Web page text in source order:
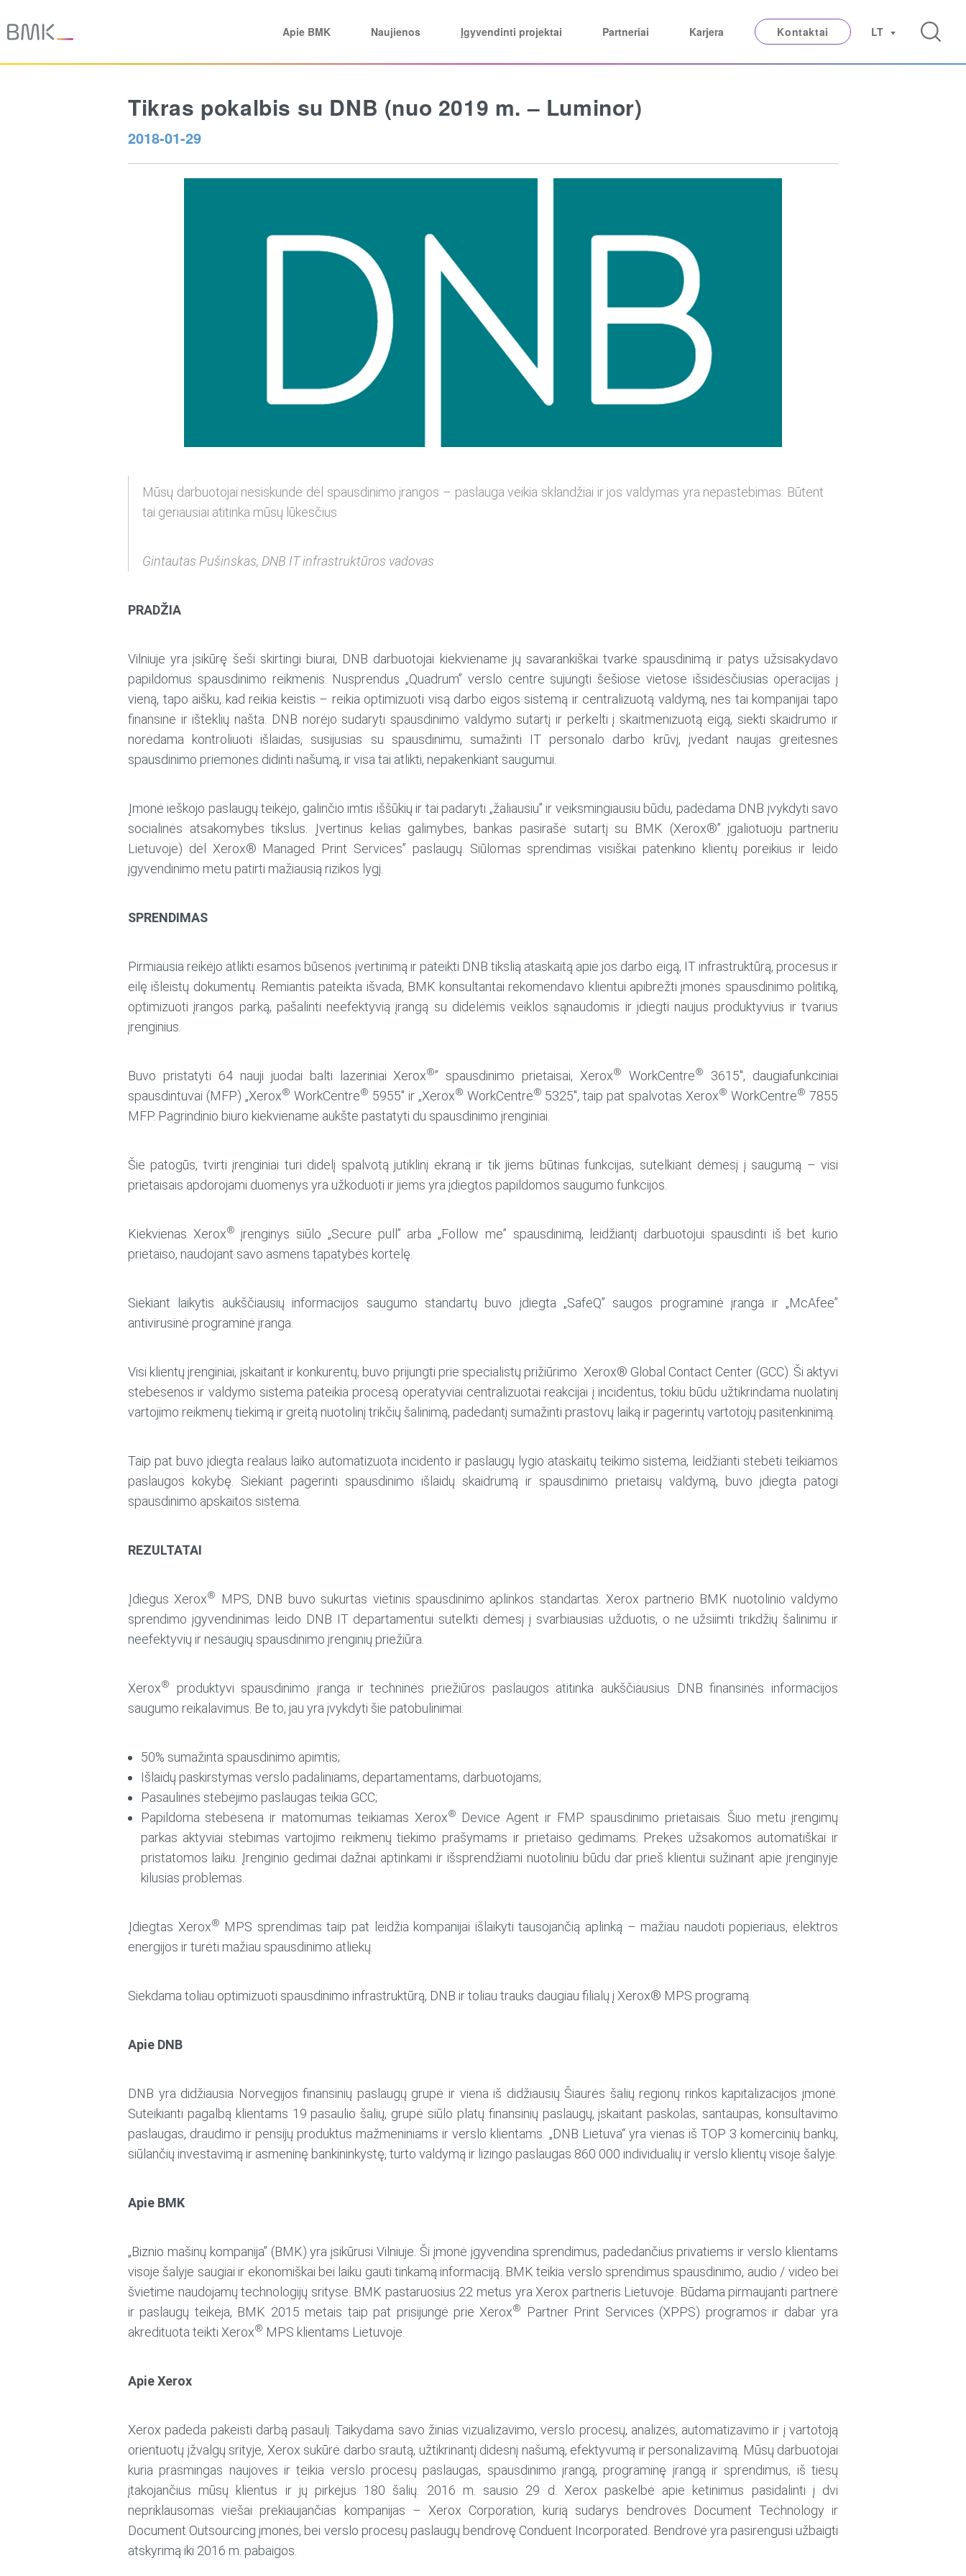
Apie BMK Naujienos Įgyvendinti projektai Partneriai Karjera Kontaktai LT
Tikras pokalbis su DNB (nuo 2019 m. – Luminor)
2018-01-29
Mūsų darbuotojai nesiskundė dėl spausdinimo įrangos – paslauga veikia sklandžiai ir jos valdymas yra nepastebimas. Būtent
tai geriausiai atitinka mūsų lūkesčius
Gintautas Pušinskas, DNB IT infrastruktūros vadovas
PRADŽIA
Vilniuje yra įsikūrę šeši skirtingi biurai, DNB darbuotojai kiekviename jų savarankiškai tvarkė spausdinimą ir patys užsisakydavo
papildomus spausdinimo reikmenis. Nusprendus „Quadrum” verslo centre sujungti šešiose vietose išsidėsčiusias operacijas į
vieną, tapo aišku, kad reikia keistis – reikia optimizuoti visą darbo eigos sistemą ir centralizuotą valdymą, nes tai kompanijai tapo
finansine ir išteklių našta. DNB norėjo sudaryti spausdinimo valdymo sutartį ir perkelti į skaitmenizuotą eigą, siekti skaidrumo ir
norėdama kontroliuoti išlaidas, susijusias su spausdinimu, sumažinti IT personalo darbo krūvį, įvedant naujas greitesnes
spausdinimo priemones didinti našumą, ir visa tai atlikti, nepakenkiant saugumui.
Įmonė ieškojo paslaugų teikėjo, galinčio imtis iššūkių ir tai padaryti „žaliausiu” ir veiksmingiausiu būdu, padėdama DNB įvykdyti savo
socialinės atsakomybės tikslus. Įvertinus kelias galimybes, bankas pasirašė sutartį su BMK (Xerox®” įgaliotuoju partneriu
Lietuvoje) dėl Xerox® Managed Print Services” paslaugų. Siūlomas sprendimas visiškai patenkino klientų poreikius ir leido
įgyvendinimo metu patirti mažiausią rizikos lygį.
SPRENDIMAS
Pirmiausia reikėjo atlikti esamos būsenos įvertinimą ir pateikti DNB tikslią ataskaitą apie jos darbo eigą, IT infrastruktūrą, procesus ir
eilę išleistų dokumentų. Remiantis pateikta išvada, BMK konsultantai rekomendavo klientui apibrėžti įmonės spausdinimo politiką,
optimizuoti įrangos parką, pašalinti neefektyvią įrangą su didelėmis veiklos sąnaudomis ir įdiegti naujus produktyvius ir tvarius
įrenginius.
Buvo pristatyti 64 nauji juodai balti lazeriniai Xerox®” spausdinimo prietaisai, Xerox® WorkCentre®
3615″, daugiafunkciniai
spausdintuvai (MFP) „Xerox® WorkCentre® 5955″ ir „Xerox® WorkCentre® 5325″, taip pat spalvotas Xerox® WorkCentre® 7855
MFP. Pagrindinio biuro kiekviename aukšte pastatyti du spausdinimo įrenginiai.
Šie patogūs, tvirti įrenginiai turi didelį spalvotą jutiklinį ekraną ir tik jiems būtinas funkcijas, sutelkiant dėmesį į saugumą – visi
prietaisais apdorojami duomenys yra užkoduoti ir jiems yra įdiegtos papildomos saugumo funkcijos.
Kiekvienas Xerox®
įrenginys siūlo „Secure pull” arba „Follow me” spausdinimą, leidžiantį darbuotojui spausdinti iš bet kurio
prietaiso, naudojant savo asmens tapatybės kortelę.
Siekiant laikytis aukščiausių informacijos saugumo standartų buvo įdiegta „SafeQ” saugos programinė įranga ir „McAfee”
antivirusinė programinė įranga.
Visi klientų įrenginiai, įskaitant ir konkurentų, buvo prijungti prie specialistų prižiūrimo Xerox® Global Contact Center (GCC). Ši aktyvi
stebėsenos ir valdymo sistema pateikia procesą operatyviai centralizuotai reakcijai į incidentus, tokiu būdu užtikrindama nuolatinį
vartojimo reikmenų tiekimą ir greitą nuotolinį trikčių šalinimą, padedantį sumažinti prastovų laiką ir pagerintų vartotojų pasitenkinimą.
Taip pat buvo įdiegta realaus laiko automatizuota incidento ir paslaugų lygio ataskaitų teikimo sistema, leidžianti stebėti teikiamos
paslaugos kokybę. Siekiant pagerinti spausdinimo išlaidų skaidrumą ir spausdinimo prietaisų valdymą, buvo įdiegta patogi
spausdinimo apskaitos sistema.
REZULTATAI
Įdiegus Xerox®
MPS, DNB buvo sukurtas vietinis spausdinimo aplinkos standartas. Xerox partnerio BMK nuotolinio valdymo
sprendimo įgyvendinimas leido DNB IT departamentui sutelkti dėmesį į svarbiausias užduotis, o ne užsiimti trikdžių šalinimu ir
neefektyvių ir nesaugių spausdinimo įrenginių priežiūra.
Xerox®
produktyvi spausdinimo įranga ir techninės priežiūros paslaugos atitinka aukščiausius DNB finansinės informacijos
saugumo reikalavimus. Be to, jau yra įvykdyti šie patobulinimai:
50% sumažinta spausdinimo apimtis;
Išlaidų paskirstymas verslo padaliniams, departamentams, darbuotojams;
Pasaulinės stebėjimo paslaugas teikia GCC;
Papildoma stebėsena ir matomumas teikiamas Xerox®
Device Agent ir FMP spausdinimo prietaisais. Šiuo metu įrengimų
parkas aktyviai stebimas vartojimo reikmenų tiekimo prašymams ir prietaiso gedimams. Prekės užsakomos automatiškai ir
pristatomos laiku. Įrenginio gedimai dažnai aptinkami ir išsprendžiami nuotoliniu būdu dar prieš klientui sužinant apie įrenginyje
kilusias problemas.
Įdiegtas Xerox® MPS sprendimas taip pat leidžia kompanijai išlaikyti tausojančią aplinką – mažiau naudoti popieriaus, elektros
energijos ir turėti mažiau spausdinimo atliekų.
Siekdama toliau optimizuoti spausdinimo infrastruktūrą, DNB ir toliau trauks daugiau filialų į Xerox® MPS programą.
Apie DNB
DNB yra didžiausia Norvegijos finansinių paslaugų grupė ir viena iš didžiausių Šiaurės šalių regionų rinkos kapitalizacijos įmonė.
Suteikianti pagalbą klientams 19 pasaulio šalių, grupė siūlo platų finansinių paslaugų, įskaitant paskolas, santaupas, konsultavimo
paslaugas, draudimo ir pensijų produktus mažmeniniams ir verslo klientams. „DNB Lietuva“ yra vienas iš TOP 3 komercinių bankų,
siūlančių investavimą ir asmeninę bankininkystę, turto valdymą ir lizingo paslaugas 860 000 individualių ir verslo klientų visoje šalyje.
Apie BMK
„Biznio mašinų kompanija” (BMK) yra įsikūrusi Vilniuje. Ši įmonė įgyvendina sprendimus, padedančius privatiems ir verslo klientams
visoje šalyje saugiai ir ekonomiškai bei laiku gauti tinkamą informaciją. BMK teikia verslo sprendimus spausdinimo, audio / video bei
švietime naudojamų technologijų srityse. BMK pastaruosius 22 metus yra Xerox partneris Lietuvoje. Būdama pirmaujanti partnerė
ir paslaugų teikėja, BMK 2015 metais taip pat prisijungė prie Xerox®
Partner Print Services (XPPS) programos ir dabar yra
akredituota teikti Xerox® MPS klientams Lietuvoje.
Apie Xerox
Xerox padeda pakeisti darbą pasaulį. Taikydama savo žinias vizualizavimo, verslo procesų, analizės, automatizavimo ir į vartotoją
orientuotų įžvalgų srityje, Xerox sukūrė darbo srautą, užtikrinantį didesnį našumą, efektyvumą ir personalizavimą. Mūsų darbuotojai
kuria prasmingas naujoves ir teikia verslo procesų paslaugas, spausdinimo įrangą, programinę įrangą ir sprendimus, iš tiesų
įtakojančius mūsų klientus ir jų pirkėjus 180 šalių. 2016 m. sausio 29 d. Xerox paskelbė apie ketinimus pasidalinti į dvi
nepriklausomas viešai prekiaujančias kompanijas – Xerox Corporation, kurią sudarys bendrovės Document Technology ir
Document Outsourcing įmonės, bei verslo procesų paslaugų bendrovę Conduent Incorporated. Bendrovė yra pasirengusi užbaigti
atskyrimą iki 2016 m. pabaigos.